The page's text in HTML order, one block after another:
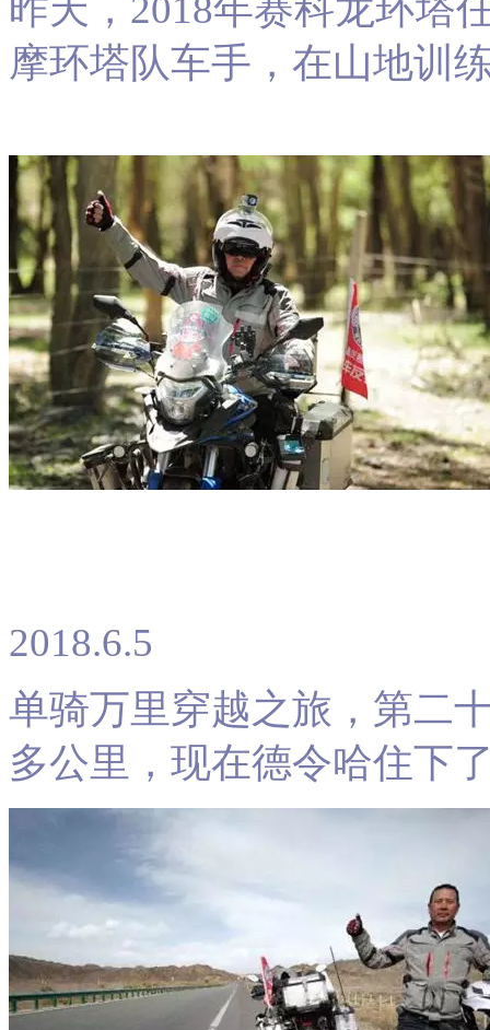
昨天，2018年赛科龙环塔
摩环塔队车手，在山地训
2018.6.5
单骑万里穿越之旅，第二
多公里，现在德令哈住下